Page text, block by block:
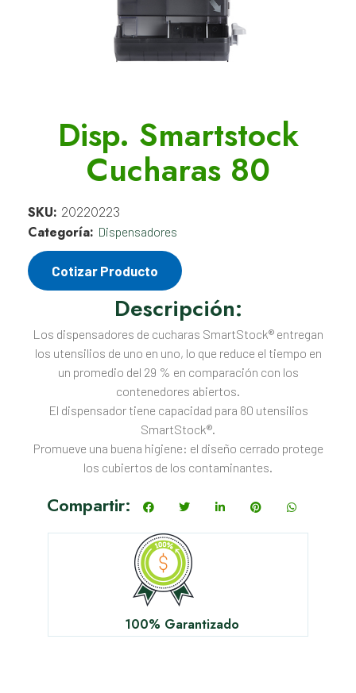
Disp. Smartstock
Cucharas 80
SKU: 20220223
Categoría: Dispensadores
Cotizar Producto
Descripción:
Los dispensadores de cucharas SmartStock® entregan
los utensilios de uno en uno, lo que reduce el tiempo en
un promedio del 29 % en comparación con los
contenedores abiertos.
El dispensador tiene capacidad para 80 utensilios
SmartStock®.
Promueve una buena higiene: el diseño cerrado protege
los cubiertos de los contaminantes.
Compartir:
100% Garantizado